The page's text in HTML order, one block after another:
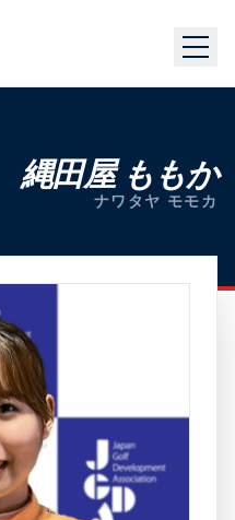
縄田屋 ももか
ナワタヤ モモカ